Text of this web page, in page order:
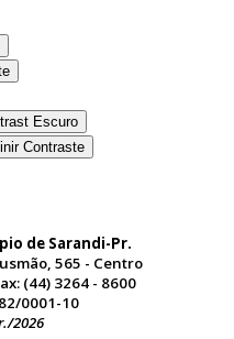
Escuro
Contraste
de Sarandi-Pr.
565 - Centro
(44) 3264 - 8600
0001-10
2026